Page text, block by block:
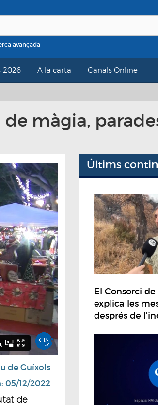
avançada
2026 A la carta Canals Online
màgia,
de Guíxols
05/12/2022
de
Últims
El Consorci de
explica les
després de